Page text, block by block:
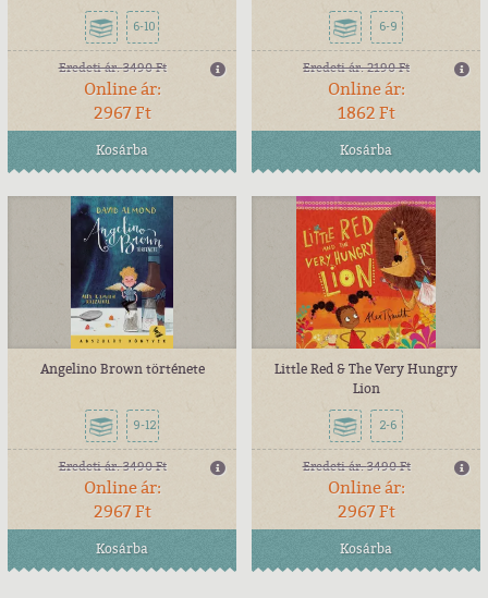
6-10
Eredeti ár:3490 Ft
Online ár:
2967 Ft
Kosárba
6-9
Eredeti ár:2190 Ft
Online ár:
1862 Ft
Kosárba
Angelino Brown története
9-12
Eredeti ár:3490 Ft
Online ár:
2967 Ft
Kosárba
Little Red & The Very Hungry
Lion
2-6
Eredeti ár:3490 Ft
Online ár:
2967 Ft
Kosárba